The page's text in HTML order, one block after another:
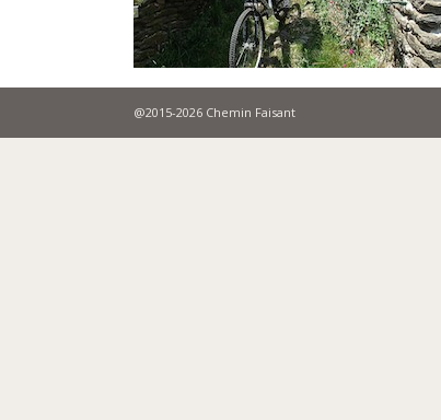
@2015-2026 Chemin Faisant